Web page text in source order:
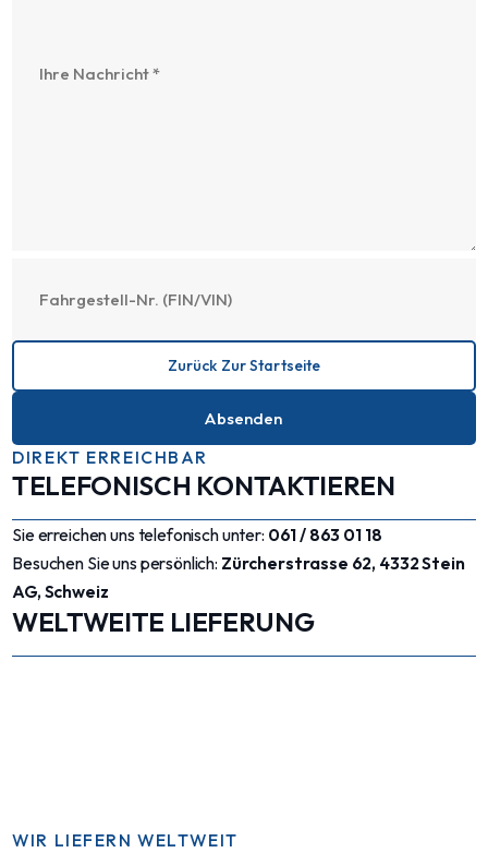
Zurück Zur Startseite
Absenden
DIREKT ERREICHBAR
TELEFONISCH KONTAKTIEREN
Sie erreichen uns telefonisch unter: 061 / 863 01 18
Besuchen Sie uns persönlich: Zürcherstrasse 62, 4332 Stein
AG, Schweiz
WELTWEITE LIEFERUNG
WIR LIEFERN WELTWEIT